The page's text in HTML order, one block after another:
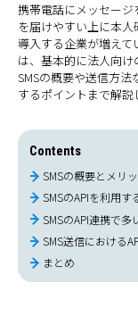
携帯電話にメッセージ
を届けやすい上に本人
導入する企業が増えて
は、基本的に法人向け
SMSの概要や送信方
するポイントまで解説
Contents
SMSの概要とメリ
SMSのAPIを利用
SMSのAPI連携で多
SMS送信における
まとめ